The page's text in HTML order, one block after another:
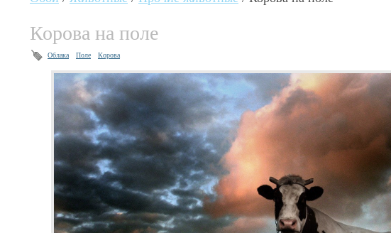
Корова на поле
Облака Поле Корова